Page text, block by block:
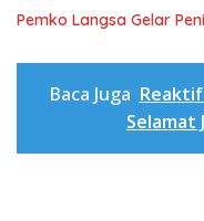
Pemko Langsa Gelar
Baca Juga Reaktif
Selamat